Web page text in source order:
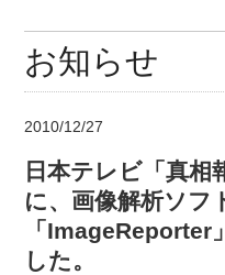
お知らせ
2010/12/27
日本テレビ「真相
に、画像解析ソフ
「ImageReporter
した。